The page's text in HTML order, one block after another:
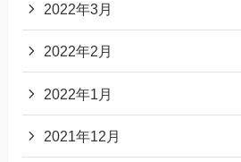
2022年3月
2022年2月
2022年1月
2021年12月